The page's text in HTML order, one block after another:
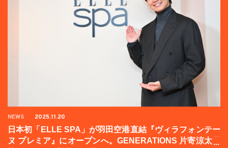
NEWS 2025.11.20
日本初「ELLE SPA」が羽田空港直結『ヴィラフォンテー
ヌ プレミア』にオープンへ。GENERATIONS 片寄涼太登